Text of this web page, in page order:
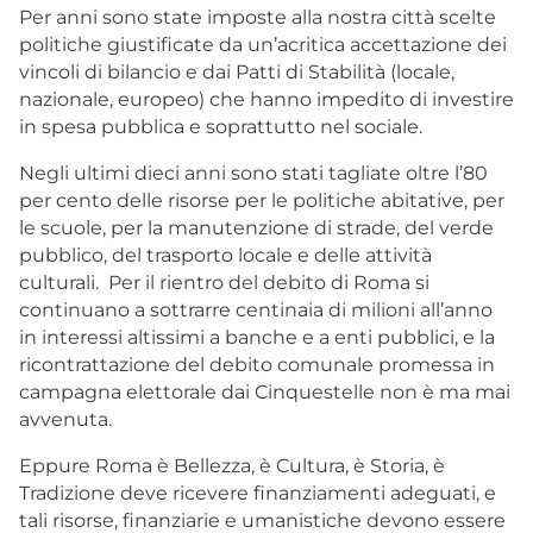
Per anni sono state imposte alla nostra città scelte
politiche giustificate da un’acritica accettazione dei
vincoli di bilancio e dai Patti di Stabilità (locale,
nazionale, europeo) che hanno impedito di investire
in spesa pubblica e soprattutto nel sociale.
Negli ultimi dieci anni sono stati tagliate oltre l’80
per cento delle risorse per le politiche abitative, per
le scuole, per la manutenzione di strade, del verde
pubblico, del trasporto locale e delle attività
culturali. Per il rientro del debito di Roma si
continuano a sottrarre centinaia di milioni all’anno
in interessi altissimi a banche e a enti pubblici, e la
ricontrattazione del debito comunale promessa in
campagna elettorale dai Cinquestelle non è ma mai
avvenuta.
Eppure Roma è Bellezza, è Cultura, è Storia, è
Tradizione deve ricevere finanziamenti adeguati, e
tali risorse, finanziarie e umanistiche devono essere